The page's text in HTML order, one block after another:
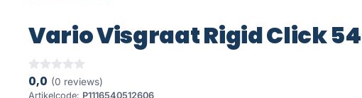
Vario Visgraat Rigid Click
0,0 (0 reviews)
Artikelcode: P1116540512606